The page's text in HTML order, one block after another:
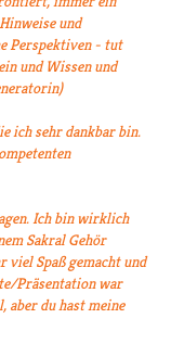
und
Perspektiven - tut
und Wissen und
ich sehr dankbar bin.
Ich bin wirklich
Sakral Gehör
viel Spaß gemacht und
Präsentation war
aber du hast meine